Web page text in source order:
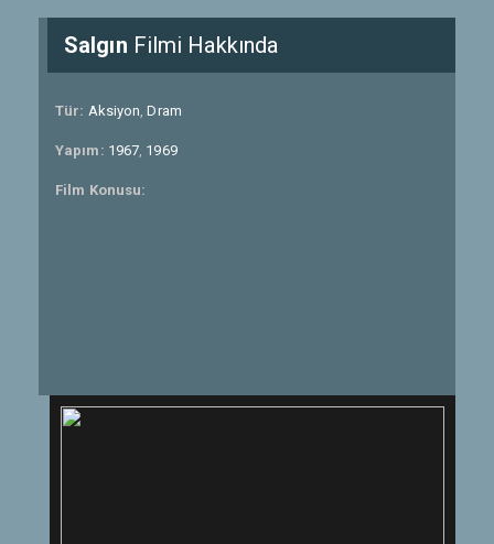
Salgın Filmi Hakkında
Tür: Aksiyon,Dram
Yapım: 1967, 1969
Film Konusu: